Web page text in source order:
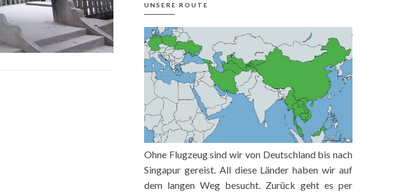
UNSERE ROUTE
Ohne Flugzeug sind wir von Deutschland bis nach
Singapur gereist. All diese Länder haben wir auf
dem langen Weg besucht. Zurück geht es per